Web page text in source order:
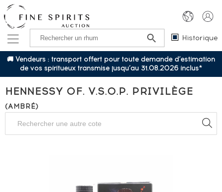
Historique
🚚 Vendeurs : transport offert pour toute demande d’estimation
de vos spiritueux transmise jusqu’au 31.08.2026 inclus*
HENNESSY OF. V.S.O.P. PRIVILÈGE
(AMBRÉ)